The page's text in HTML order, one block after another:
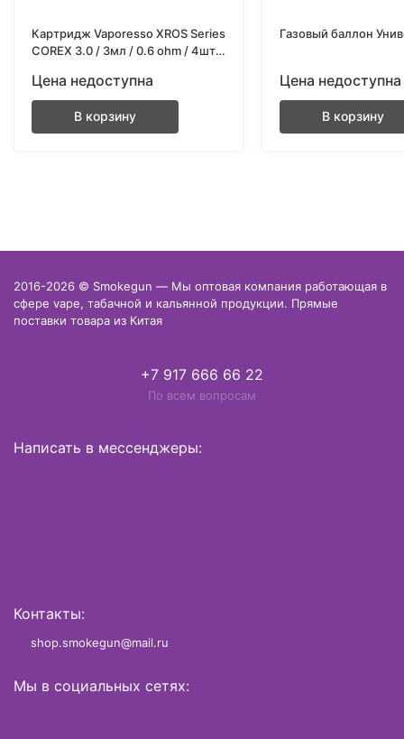
Картридж Vaporesso XROS Series
COREX 3.0 / 3мл / 0.6 ohm / 4шт/
Цена недоступна
В корзину
Газовый баллон
Цена недоступна
В корзину
2016-2026 © Smokegun — Мы оптовая компания работающая в
сфере vape, табачной и кальянной продукции. Прямые
поставки товара из Китая
+7 917 666 66 22
По всем вопросам
Написать в мессенджеры:
Контакты:
shop.smokegun@mail.ru
Мы в социальных сетях: